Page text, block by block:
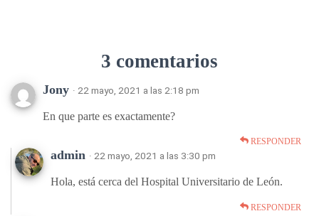
3 comentarios
Jony · 22 mayo, 2021 a las 2:18 pm
En que parte es exactamente?
RESPONDER
admin · 22 mayo, 2021 a las 3:30 pm
Hola, está cerca del Hospital Universitario de León.
RESPONDER